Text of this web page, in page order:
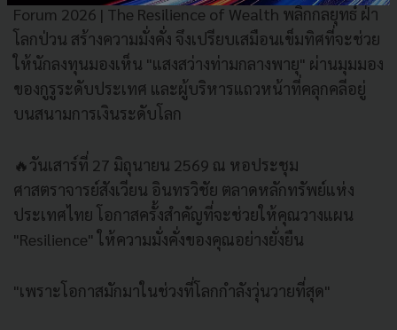
Forum 2026 | The Resilience of Wealth พลิกกลยุทธ์ ฝ่า
โลกป่วน สร้างความมั่งคั่ง จึงเปรียบเสมือนเข็มทิศที่จะช่วย
ให้นักลงทุนมองเห็น "แสงสว่างท่ามกลางพายุ" ผ่านมุมมอง
ของกูรูระดับประเทศ และผู้บริหารแถวหน้าที่คลุกคลีอยู่
บนสนามการเงินระดับโลก
🔥วันเสาร์ที่ 27 มิถุนายน 2569 ณ หอประชุม
ศาสตราจารย์สังเวียน อินทรวิชัย ตลาดหลักทรัพย์แห่ง
ประเทศไทย โอกาสครั้งสำคัญที่จะช่วยให้คุณวางแผน
"Resilience" ให้ความมั่งคั่งของคุณอย่างยั่งยืน
"เพราะโอกาสมักมาในช่วงที่โลกกำลังวุ่นวายที่สุด"